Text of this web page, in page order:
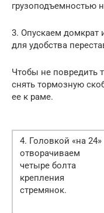
грузоподъемностью
3. Опускаем домкрат
для удобства
Чтобы не повредить
снять тормозную
ее к раме.
4. Головкой «на 24»
отворачиваем
четыре болта
крепления
стремянок.